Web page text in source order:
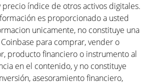
precio índice de otros activos digitales.
es proporcionado a usted
unicamente, no constituye una
para comprar, vender o
producto financiero o instrumento al
en el contenido, y no constituye
asesoramiento financiero,